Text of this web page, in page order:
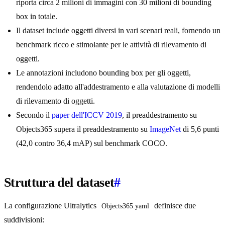
riporta circa 2 milioni di immagini con 30 milioni di bounding
box in totale.
Il dataset include oggetti diversi in vari scenari reali, fornendo un
benchmark ricco e stimolante per le attività di rilevamento di
oggetti.
Le annotazioni includono bounding box per gli oggetti,
rendendolo adatto all'addestramento e alla valutazione di modelli
di rilevamento di oggetti.
Secondo il paper dell'ICCV 2019, il preaddestramento su
Objects365 supera il preaddestramento su ImageNet di 5,6 punti
(42,0 contro 36,4 mAP) sul benchmark COCO.
Struttura del dataset#
La configurazione Ultralytics Objects365.yaml
definisce due
suddivisioni: